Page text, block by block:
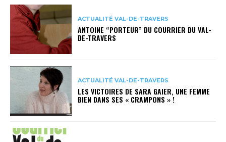
ACTUALITÉ VAL-DE-TRAVERS
ANTOINE “PORTEUR” DU COURRIER DU VAL-
DE-TRAVERS
ACTUALITÉ VAL-DE-TRAVERS
LES VICTOIRES DE SARA GAIER, UNE FEMME
BIEN DANS SES « CRAMPONS » !